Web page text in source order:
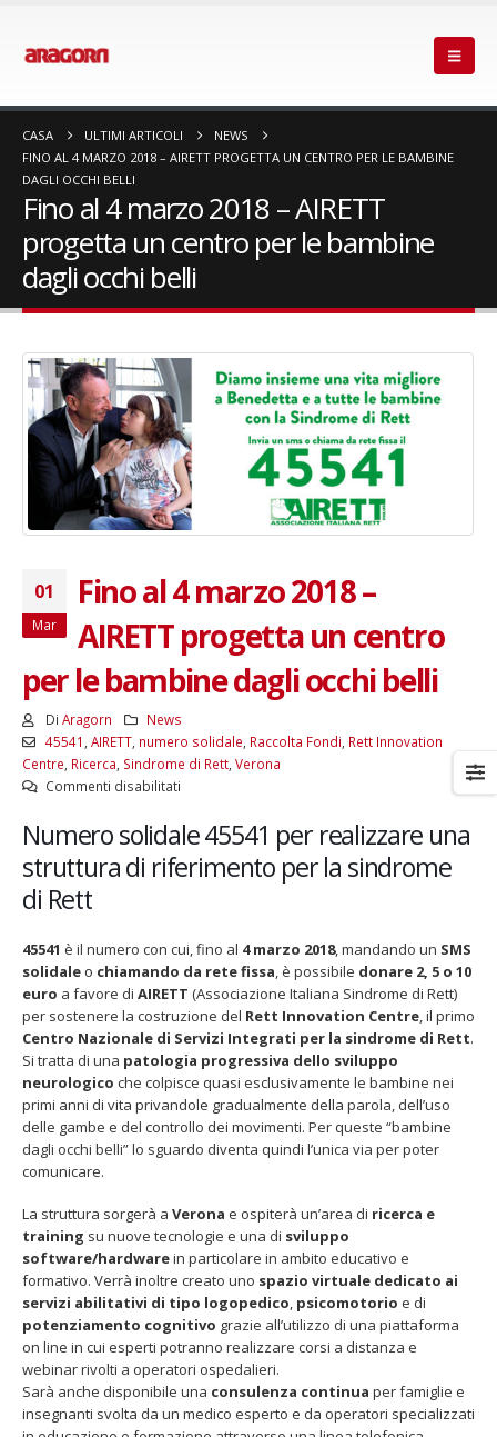
CASA ULTIMI ARTICOLI
NEWS
FINO AL 4 MARZO 2018 – AIRETT PROGETTA UN CENTRO PER LE BAMBINE
DAGLI OCCHI BELLI
Fino al 4 marzo 2018 – AIRETT
progetta un centro per le bambine
dagli occhi belli
01
Mar
Fino al 4 marzo 2018 –
AIRETT progetta un centro
per le bambine dagli occhi belli
Di Aragorn
News
45541 AIRETT, numero solidale Raccolta Fondi Rett Innovation
Centre Ricerca Sindrome di Rett Verona
Commenti disabilitatisu
al
4
marzo
AIRETT
progetta
centro
le
bambine
dagli
occhi
belli
Numero solidale 45541 per realizzare una
struttura di riferimento per la sindrome
di Rett
45541 è il numero con cui, fino al 4 marzo 2018, mandando un SMS
solidale o chiamando da rete fissa , è possibile donare 2, 5 o 10
euro a favore di AIRETT (Associazione Italiana Sindrome di Rett)
per sostenere la costruzione del Rett Innovation Centre , il primo
Centro Nazionale di Servizi Integrati per la sindrome di Rett.
Si tratta di una patologia progressiva dello sviluppo
neurologico che colpisce quasi esclusivamente le bambine nei
primi anni di vita privandole gradualmente della parola, dell’uso
delle gambe e del controllo dei movimenti. Per queste “bambine
dagli occhi belli” lo sguardo diventa quindi l’unica via per poter
comunicare.
La struttura sorgerà a Verona e ospiterà un’area di ricerca e
training su nuove tecnologie e una di sviluppo
software/hardwarein particolare in ambito educativo e
formativo. Verrà inoltre creato uno spazio virtuale dedicato ai
servizi abilitativi di tipo logopedico, psicomotorio e di
potenziamento cognitivo grazie all’utilizzo di una piattaforma
on line in cui esperti potranno realizzare corsi a distanza e
webinar rivolti a operatori ospedalieri.
Sarà anche disponibile una consulenza continua per famiglie e
insegnanti svolta da un medico esperto e da operatori specializzati
Fino al 29 marzo 2026 – Anziani
malati e fragili, VIDAS lancia
una campagna per rafforzare
2026
13 dicembre 2024 – In
carnet per le Prove Aperte
5 ottobre 2026 – “Jannacci…
dintorni” per festeggiare i
anni di Fondazione TOG
Giugno 15, 2026
Opera Cardinal Ferrari
Giugno 15, 2026